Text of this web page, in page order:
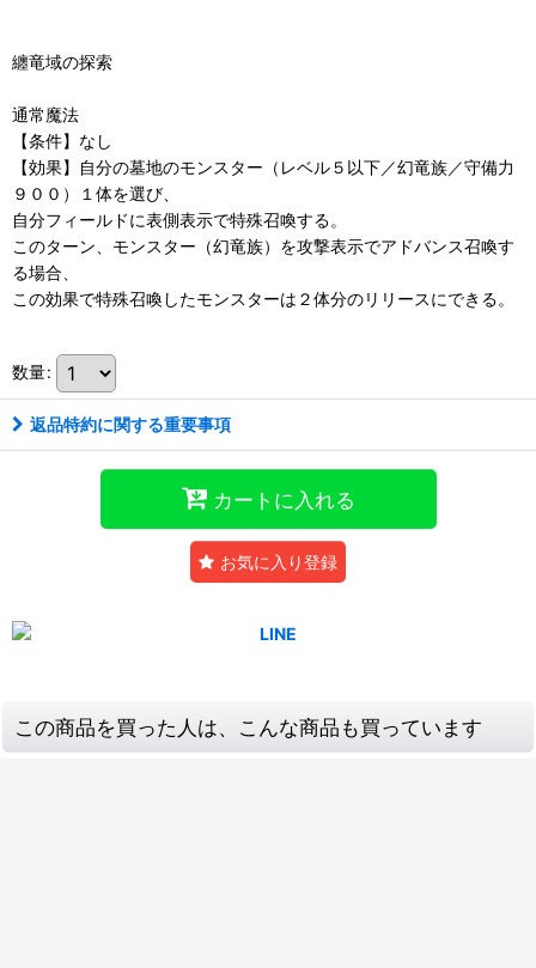
纏竜域の探索
通常魔法
【条件】なし
【効果】自分の墓地のモンスター（レベル５以下／幻竜族／守備力
９００）１体を選び、
自分フィールドに表側表示で特殊召喚する。
このターン、モンスター（幻竜族）を攻撃表示でアドバンス召喚す
る場合、
この効果で特殊召喚したモンスターは２体分のリリースにできる。
数量:
返品特約に関する重要事項
カートに入れる
お気に入り登録
この商品を買った人は、こんな商品も買っています